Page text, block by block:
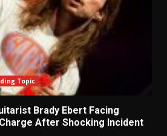
Topic
Brady Ebert Facing
After Shocking Incident